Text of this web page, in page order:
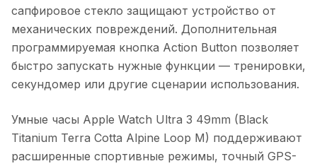
сапфировое стекло защищают устройство от
механических повреждений. Дополнительная
программируемая кнопка Action Button позволяет
быстро запускать нужные функции — тренировки,
секундомер или другие сценарии использования.
Умные часы Apple Watch Ultra 3 49mm (Black
Titanium Terra Cotta Alpine Loop M) поддерживают
расширенные спортивные режимы, точный GPS-